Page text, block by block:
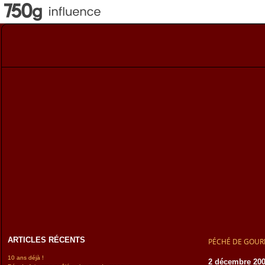
ARTICLES RÉCENTS
10 ans déjà !
PÉCHÉ DE
2 décembre